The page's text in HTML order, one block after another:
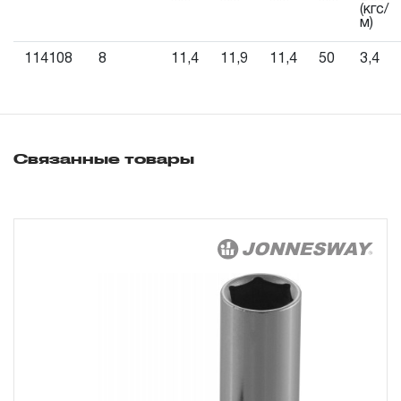
(кгс/
м)
114108 8 11,4 11,9 11,4 50 3,4
3. Исполнение гарантийных обязательств.
распространяется понятие «ПОЖИЗНЕННАЯ
инструмента, имеющий дефект, обнаруженный или
использование инструмента, за исключением тех групп
3.2 Производитель гарантирует бесперебойное
функционирование изделий торговой марки THORVIK® в
Связанные товары